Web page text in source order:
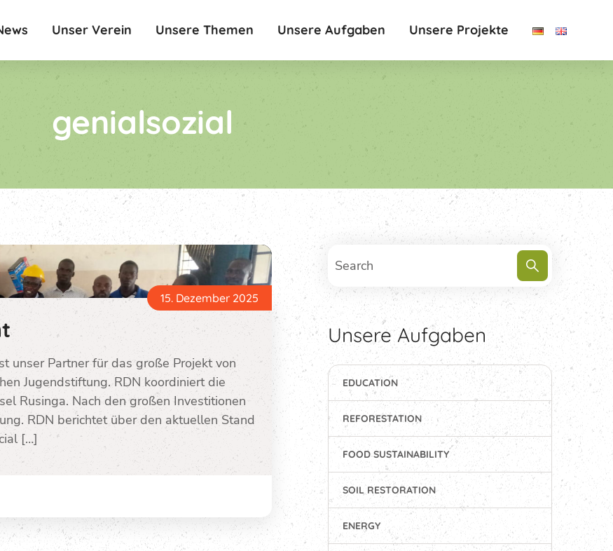
Unser Verein Unsere Themen Unsere Aufgaben Unsere Projekte
genialsozial
15. Dezember 2025
unser Partner für das große Projekt von
Jugendstiftung. RDN koordiniert die
Rusinga. Nach den großen Investitionen
RDN berichtet über den aktuellen Stand
[…]
Unsere Aufgaben
EDUCATION
REFORESTATION
FOOD SUSTAINABILITY
SOIL RESTORATION
ENERGY